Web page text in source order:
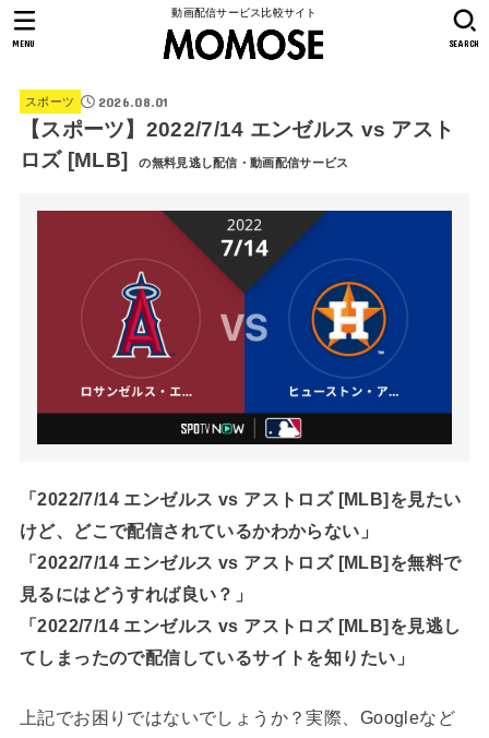
動画配信サービス比較サイト
SEARCH
MENU
スポーツ 2026.08.01
【スポーツ】2022/7/14 エンゼルス vs アスト
ロズ [MLB]
の無料見逃し配信・動画配信サービス
「2022/7/14 エンゼルス vs アストロズ [MLB]を見たい
けど、どこで配信されているかわからない」
「2022/7/14 エンゼルス vs アストロズ [MLB]を無料で
見るにはどうすれば良い？」
「2022/7/14 エンゼルス vs アストロズ [MLB]を見逃し
てしまったので配信しているサイトを知りたい」
上記でお困りではないでしょうか？実際、Googleなど